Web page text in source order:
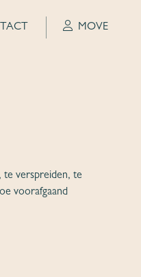
MOVE
te verspreiden, te
voorafgaand